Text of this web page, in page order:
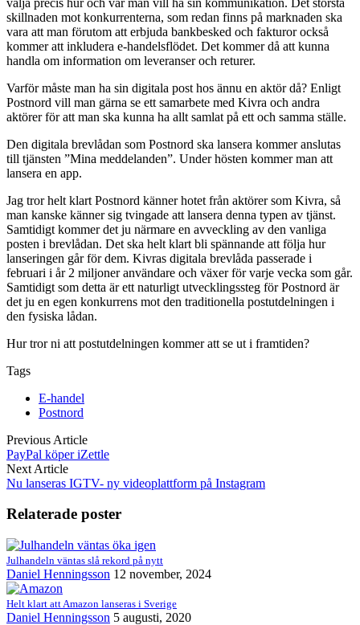
skillnaden mot konkurrenterna, som redan finns på marknaden ska
vara att man förutom att erbjuda bankbesked och fakturor också
kommer att inkludera e-handelsflödet. Det kommer då att kunna
handla om information om leveranser och returer.
Varför måste man ha sin digitala post hos ännu en aktör då? Enligt
Postnord vill man gärna se ett samarbete med Kivra och andra
aktörer för att man ska kunna ha allt samlat på ett och samma ställe.
Den digitala brevlådan som Postnord ska lansera kommer anslutas
till tjänsten ”Mina meddelanden”. Under hösten kommer man att
lansera en app.
Jag tror helt klart Postnord känner hotet från aktörer som Kivra, så
man kanske känner sig tvingade att lansera denna typen av tjänst.
Samtidigt kommer det ju närmare en avveckling av den vanliga
posten i brevlådan. Det ska helt klart bli spännande att följa hur
lanseringen går för dem. Kivras digitala brevlåda passerade i
februari i år 2 miljoner användare och växer för varje vecka som går.
Samtidigt som detta är ett naturligt utvecklingssteg för Postnord är
det ju en egen konkurrens mot den traditionella postutdelningen i
den fysiska lådan.
Hur tror ni att postutdelningen kommer att se ut i framtiden?
Tags
E-handel
Postnord
Previous Article
PayPal köper iZettle
Next Article
Nu lanseras IGTV- ny videoplattform på Instagram
Relaterade poster
Julhandeln väntas slå rekord på nytt
Daniel Henningsson 12 november, 2024
Helt klart att Amazon lanseras i Sverige
Daniel Henningsson 5 augusti, 2020